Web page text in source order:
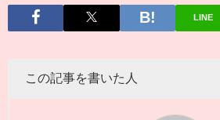
有
LINE
この記事を書いた人